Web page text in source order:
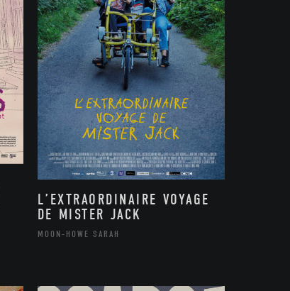
L’EXTRAORDINAIRE VOYAGE
DE MISTER JACK
MOON-HOWE SARAH